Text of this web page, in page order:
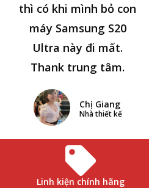
thì có khi mình bỏ con
máy Samsung S20
Ultra này đi mất.
Thank trung tâm.
Chị Giang
Nhà thiết kế
Linh kiện chính hãng